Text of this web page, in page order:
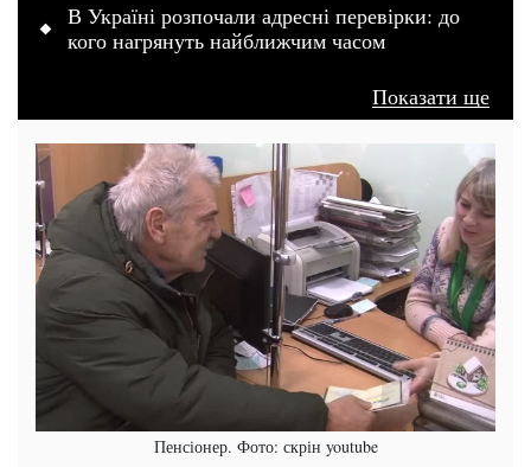
В Україні розпочали адресні перевірки: до
кого нагрянуть найближчим часом
Показати ще
Пенсіонер. Фото: скрін youtube